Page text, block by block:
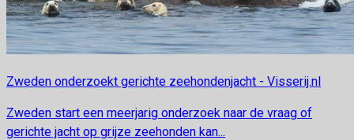
Zweden onderzoekt gerichte zeehondenjacht - Visserij.nl
Zweden start een meerjarig onderzoek naar de vraag of
gerichte jacht op grijze zeehonden kan...